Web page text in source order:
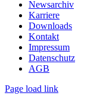
Newsarchiv
Karriere
Downloads
Kontakt
Impressum
Datenschutz
AGB
Page load link